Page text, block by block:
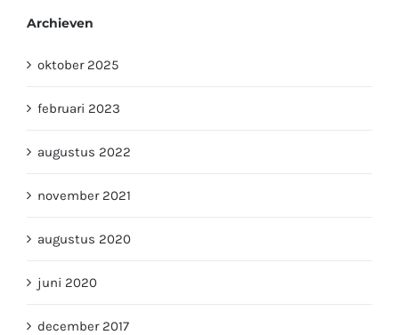
Archieven
oktober 2025
februari 2023
augustus 2022
november 2021
augustus 2020
juni 2020
december 2017